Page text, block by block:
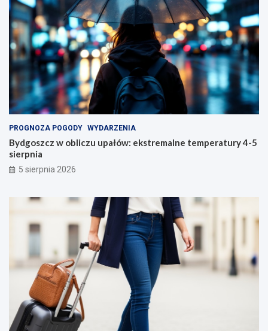
PROGNOZA POGODY WYDARZENIA
Bydgoszcz w obliczu upałów: ekstremalne temperatury 4-5
sierpnia
5 sierpnia 2026